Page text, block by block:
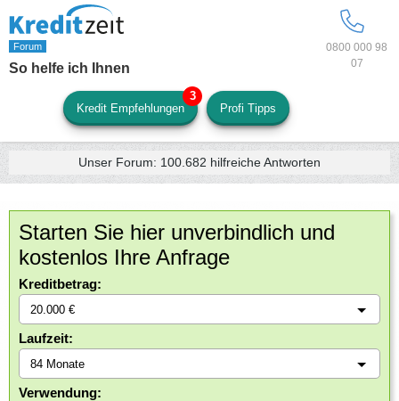
0800 000 98
07
So helfe ich Ihnen
Kredit Empfehlungen Profi Tipps
Unser Forum: 100.682 hilfreiche Antworten
Starten Sie hier unverbindlich und
kostenlos Ihre Anfrage
Kreditbetrag:
Laufzeit:
Verwendung: